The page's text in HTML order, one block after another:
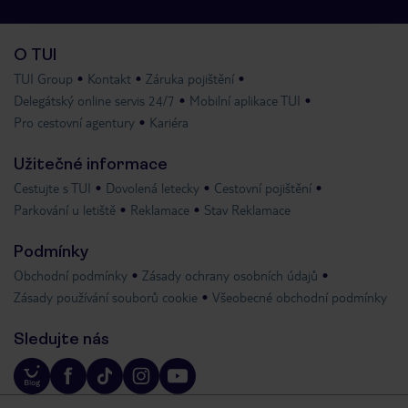
O TUI
TUI Group Kontakt
Záruka pojištění
Delegátský online servis 24/7
Mobilní aplikace TUI
Pro cestovní agentury
Kariéra
Užitečné informace
Cestujte s TUI Dovolená letecky
Cestovní pojištění
Parkování u letiště
Reklamace Stav Reklamace
Podmínky
Obchodní podmínky
Zásady ochrany osobních údajů
Zásady používání souborů cookie
Všeobecné obchodní podmínky
Sledujte nás